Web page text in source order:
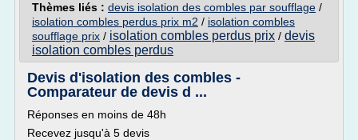
Thèmes liés : devis isolation des combles par soufflage /
isolation combles perdus prix m2 / isolation combles
soufflage prix / isolation combles perdus prix / devis
isolation combles perdus
Devis d'isolation des combles -
Comparateur de devis d ...
Réponses en moins de 48h
Recevez jusqu'à 5 devis